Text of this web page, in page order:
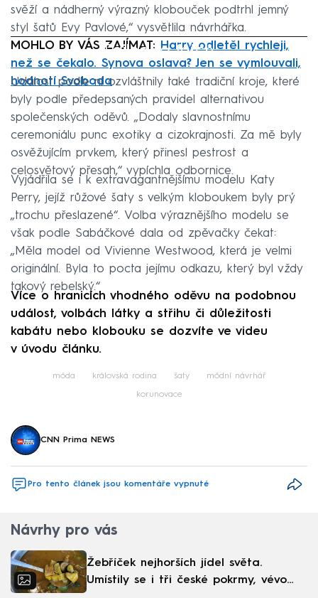
svěží a nádherný výrazný klobouček podtrhl jemný
styl šatů Evy Pavlové,“ vysvětlila návrhářka.
Failed to fetch
MOHLO BY VÁS ZAJÍMAT: Harry odletěl rychleji,
než se čekalo. Synova oslava? Jen se vymlouvali,
hodnotí Svoboda
Událost podle ní ozvláštnily také tradiční kroje, které
byly podle předepsaných pravidel alternativou
společenských oděvů. „Dodaly slavnostnímu
ceremoniálu punc exotiky a cizokrajnosti. Za mě byly
osvěžujícím prvkem, který přinesl pestrost a
celosvětový přesah,“ vypíchla odbornice.
Vyjádřila se i k extravagantnějšímu modelu Katy
Perry, jejíž růžové šaty s velkým kloboukem byly prý
„trochu přeslazené“. Volba výraznějšího modelu se
však podle Sabáčkové dala od zpěvačky čekat:
„Měla model od Vivienne Westwood, která je velmi
originální. Byla to pocta jejímu odkazu, který byl vždy
takový rebelský.“
Více o hranicích vhodného oděvu na podobnou
událost, volbách látky a střihu či důležitosti
kabátu nebo klobouku se dozvíte ve videu
v úvodu článku.
móda královská rodina šaty módní návrhář
korunovace
CNN Prima NEWS
Pro tento článek jsou komentáře vypnuté
Návrhy pro vás
Žebříček nejhorších jídel světa.
Umístily se i tři české pokrmy, vévodí